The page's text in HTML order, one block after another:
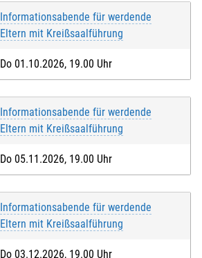
Informationsabende für werdende
Eltern mit Kreißsaalführung
Do 01.10.2026, 19.00 Uhr
Informationsabende für werdende
Eltern mit Kreißsaalführung
Do 05.11.2026, 19.00 Uhr
Informationsabende für werdende
Eltern mit Kreißsaalführung
Do 03.12.2026, 19.00 Uhr